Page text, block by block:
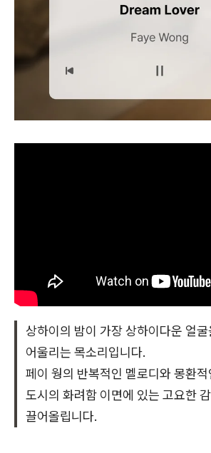
상하이의 밤이 가장 상하이다운 얼
어울리는 목소리입니다.
페이 웡의 반복적인 멜로디와 몽환
도시의 화려함 이면에 있는 고요한
끌어올립니다.